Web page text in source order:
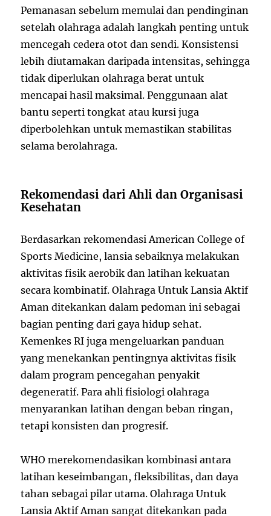
Pemanasan sebelum memulai dan pendinginan
setelah olahraga adalah langkah penting untuk
mencegah cedera otot dan sendi. Konsistensi
lebih diutamakan daripada intensitas, sehingga
tidak diperlukan olahraga berat untuk
mencapai hasil maksimal. Penggunaan alat
bantu seperti tongkat atau kursi juga
diperbolehkan untuk memastikan stabilitas
selama berolahraga.
Rekomendasi dari Ahli dan Organisasi
Kesehatan
Berdasarkan rekomendasi American College of
Sports Medicine, lansia sebaiknya melakukan
aktivitas fisik aerobik dan latihan kekuatan
secara kombinatif. Olahraga Untuk Lansia Aktif
Aman ditekankan dalam pedoman ini sebagai
bagian penting dari gaya hidup sehat.
Kemenkes RI juga mengeluarkan panduan
yang menekankan pentingnya aktivitas fisik
dalam program pencegahan penyakit
degeneratif. Para ahli fisiologi olahraga
menyarankan latihan dengan beban ringan,
tetapi konsisten dan progresif.
WHO merekomendasikan kombinasi antara
latihan keseimbangan, fleksibilitas, dan daya
tahan sebagai pilar utama. Olahraga Untuk
Lansia Aktif Aman sangat ditekankan pada